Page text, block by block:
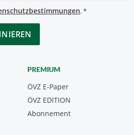
.*
PREMIUM
ÖVZ E-Paper
Abonnement
ÖVZ EDITION